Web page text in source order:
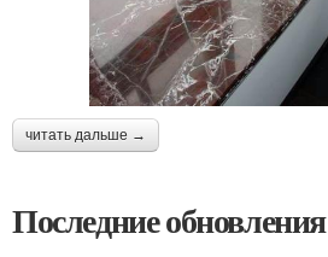
читать дальше →
Последние